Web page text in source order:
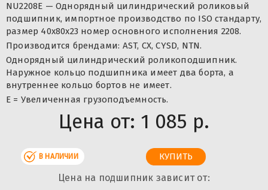
NU2208E — Однорядный цилиндрический роликовый
подшипник, импортное производство по ISO стандарту,
размер 40x80x23 номер основного исполнения 2208.
Производится брендами: AST, CX, CYSD, NTN.
Однорядный цилиндрический роликоподшипник.
Наружное кольцо подшипника имеет два борта, а
внутреннее кольцо бортов не имеет.
Е = Увеличенная грузоподъемность.
Цена от: 1 085 р.
В НАЛИЧИИ
Цена на подшипник зависит от: